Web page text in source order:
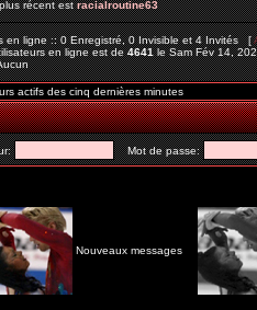
récent estracialroutine63
en ligne :: 0 Enregistré, 0 Invisible et 4 Invités [
en ligne est de4641le Sam Fév 14,
actifs des cinq dernières minutes
Mot de passe:
Nouveaux messages